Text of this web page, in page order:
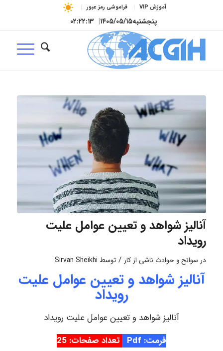
آموزش VIP فراموشی رمز عبور
پنجشنبه۱۴۰۵/۰۵/۱۵| ۰۲:۲۲:۱۴
آنالیز شواهد و تعیین عوامل علیت
رویداد
در سوانح و حوادث ناشی از کار / توسط Sirvan Sheikhi
آنالیز شواهد و تعیین عوامل علیت
رویداد
آنالیز شواهد و تعیین عوامل علیت رویداد
فرمت: Pdf
تعداد صفحات: 25